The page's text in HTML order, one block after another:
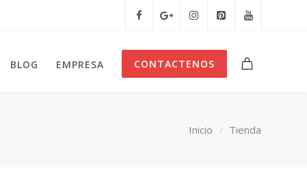
BLOG EMPRESA CONTACTENOS
Inicio Tienda